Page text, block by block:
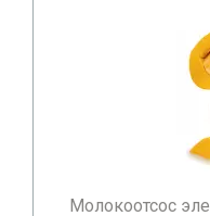
Молокоотсос